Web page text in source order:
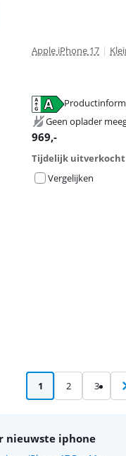
Apple iPhone 17 |
Geen oplader
969,-
Tijdelijk uitverkocht
Vergelijken
1 2 3
nieuwste iphone